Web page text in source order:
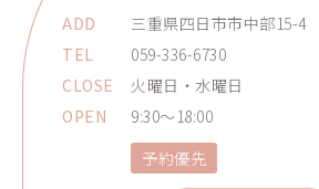
ADD
三重県四日市市中部15-4
TEL
059-336-6730
CLOSE
火曜日・水曜日
OPEN
9:30～18:00
予約優先